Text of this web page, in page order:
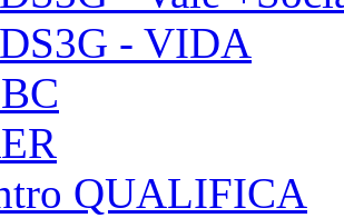
- VIDA
QUALIFICA